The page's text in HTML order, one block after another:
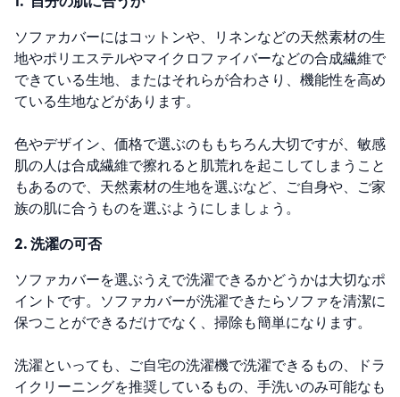
ソファカバーにはコットンや、リネンなどの天然素材の生
地やポリエステルやマイクロファイバーなどの合成繊維で
できている生地、またはそれらが合わさり、機能性を高め
ている生地などがあります。
色やデザイン、価格で選ぶのももちろん大切ですが、敏感
肌の人は合成繊維で擦れると肌荒れを起こしてしまうこと
もあるので、天然素材の生地を選ぶなど、ご自身や、ご家
族の肌に合うものを選ぶようにしましょう。
2. 洗濯の可否
ソファカバーを選ぶうえで洗濯できるかどうかは大切なポ
イントです。ソファカバーが洗濯できたらソファを清潔に
保つことができるだけでなく、掃除も簡単になります。
洗濯といっても、ご自宅の洗濯機で洗濯できるもの、ドラ
イクリーニングを推奨しているもの、手洗いのみ可能なも